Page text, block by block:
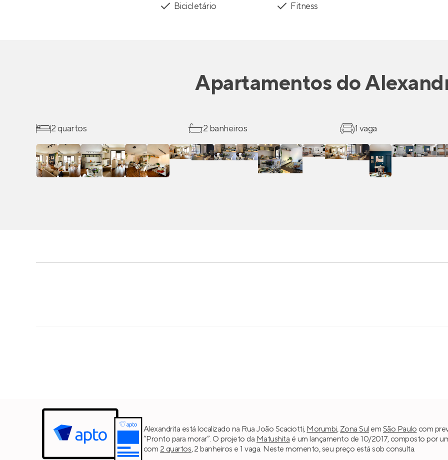
Bicicletário Fitness
Apartamentos do
2 quartos 2 banheiros 1 vaga
Alexandrita está localizado na Rua João Scaciotti, Morumbi, Zona Sul em São Paulo com
“Pronto para morar”. O projeto da Matushita é um lançamento de 10/2017, composto por
com 2 quartos, 2 banheiros e 1 vaga. Neste momento, seu preço está sob consulta.